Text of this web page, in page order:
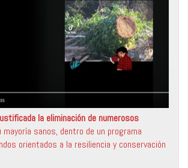
la eliminación de numerosos
mayoría sanos, dentro de un programa
orientados a la resiliencia y conservación